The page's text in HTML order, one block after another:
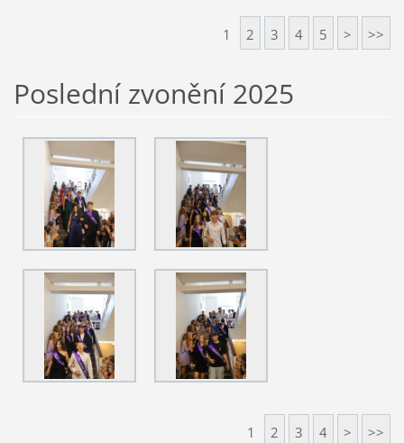
1 2 3 4 5 > >>
Poslední zvonění 2025
1 2 3 4 > >>